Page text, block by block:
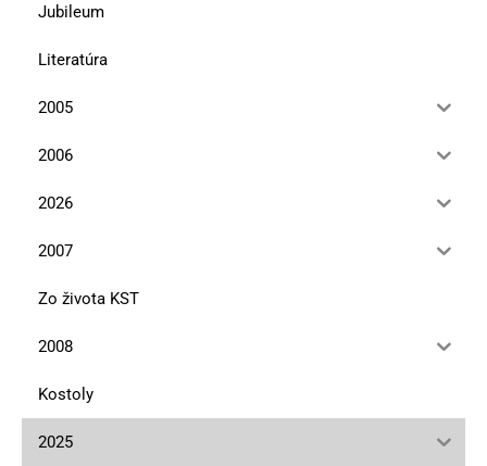
Jubileum
Literatúra
2005
2006
2026
2007
Zo života KST
2008
Kostoly
2025